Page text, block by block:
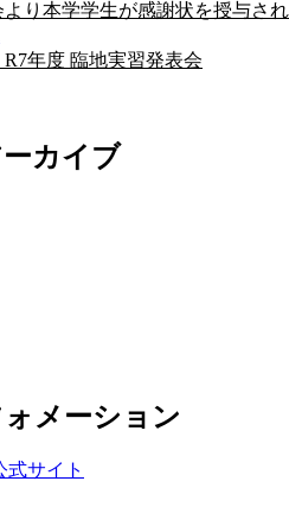
より本学学生が感謝状を授与さ
R7年度 臨地実習発表会
カイブ
メーション